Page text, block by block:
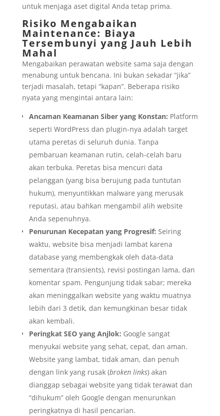
untuk menjaga aset digital Anda tetap prima.
Risiko Mengabaikan
Maintenance: Biaya
Tersembunyi yang Jauh Lebih
Mahal
Mengabaikan perawatan website sama saja dengan
menabung untuk bencana. Ini bukan sekadar “jika”
terjadi masalah, tetapi “kapan”. Beberapa risiko
nyata yang mengintai antara lain:
Ancaman Keamanan Siber yang Konstan: Platform
seperti WordPress dan plugin-nya adalah target
utama peretas di seluruh dunia. Tanpa
pembaruan keamanan rutin, celah-celah baru
akan terbuka. Peretas bisa mencuri data
pelanggan (yang bisa berujung pada tuntutan
hukum), menyuntikkan malware yang merusak
reputasi, atau bahkan mengambil alih website
Anda sepenuhnya.
Penurunan Kecepatan yang Progresif: Seiring
waktu, website bisa menjadi lambat karena
database yang membengkak oleh data-data
sementara (transients), revisi postingan lama, dan
komentar spam. Pengunjung tidak sabar; mereka
akan meninggalkan website yang waktu muatnya
lebih dari 3 detik, dan kemungkinan besar tidak
akan kembali.
Peringkat SEO yang Anjlok: Google sangat
menyukai website yang sehat, cepat, dan aman.
Website yang lambat, tidak aman, dan penuh
dengan link yang rusak (broken links) akan
dianggap sebagai website yang tidak terawat dan
“dihukum” oleh Google dengan menurunkan
peringkatnya di hasil pencarian.